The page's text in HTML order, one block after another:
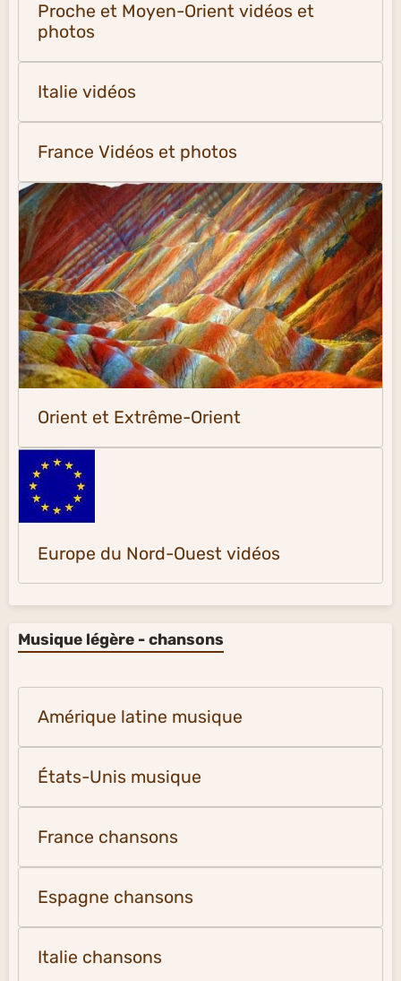
Proche et Moyen-Orient vidéos et
photos
Italie vidéos
France Vidéos et photos
Orient et Extrême-Orient
Europe du Nord-Ouest vidéos
Musique légère - chansons
Amérique latine musique
États-Unis musique
France chansons
Espagne chansons
Italie chansons